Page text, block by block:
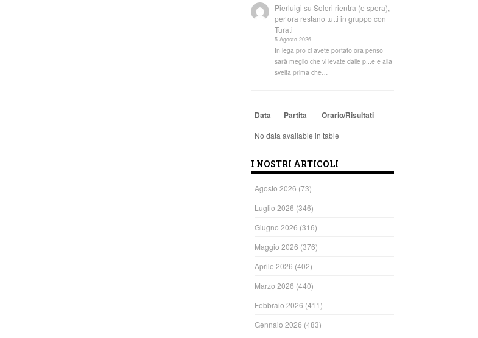
Pierluigi suSoleri rientra (e spera),
per ora restano tutti in gruppo con
Turati
5 Agosto 2026
In lega pro ci avete portato ora penso
sarà meglio che vi levate dalle p...e e alla
svelta prima che…
Data Partita Orario/Risultati
No data available in table
I NOSTRI ARTICOLI
Agosto 2026 (73)
Luglio 2026 (346)
Giugno 2026 (316)
Maggio 2026 (376)
Aprile 2026 (402)
Marzo 2026 (440)
Febbraio 2026 (411)
Gennaio 2026 (483)